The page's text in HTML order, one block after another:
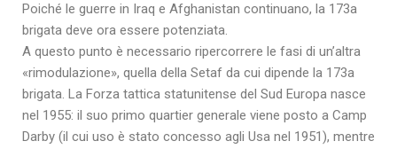
Poiché le guerre in Iraq e Afghanistan continuano, la 173a
brigata deve ora essere potenziata.
A questo punto è necessario ripercorrere le fasi di un’altra
«rimodulazione», quella della Setaf da cui dipende la 173a
brigata. La Forza tattica statunitense del Sud Europa nasce
nel 1955: il suo primo quartier generale viene posto a Camp
Darby (il cui uso è stato concesso agli Usa nel 1951), mentre